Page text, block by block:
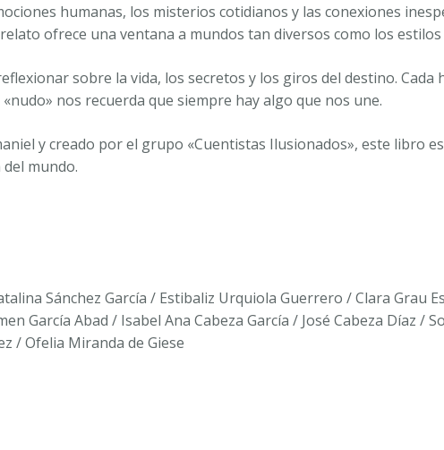
humanas, los misterios cotidianos y las conexiones
ofrece una ventana a mundos tan diversos como los estilos
sobre la vida, los secretos y los giros del destino.
nos recuerda que siempre hay algo que nos une.
y creado por el grupo «Cuentistas Ilusionados», este libro
mundo.
Sánchez García / Estibaliz Urquiola Guerrero / Clara Grau
García Abad / Isabel Ana Cabeza García / José Cabeza Díaz
/ Ofelia Miranda de Giese